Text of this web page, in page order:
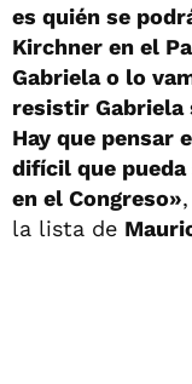
es quién se
Kirchner en el
Gabriela o lo
resistir Gabriela
Hay que pensar
difícil que
en el Congreso»
la lista de